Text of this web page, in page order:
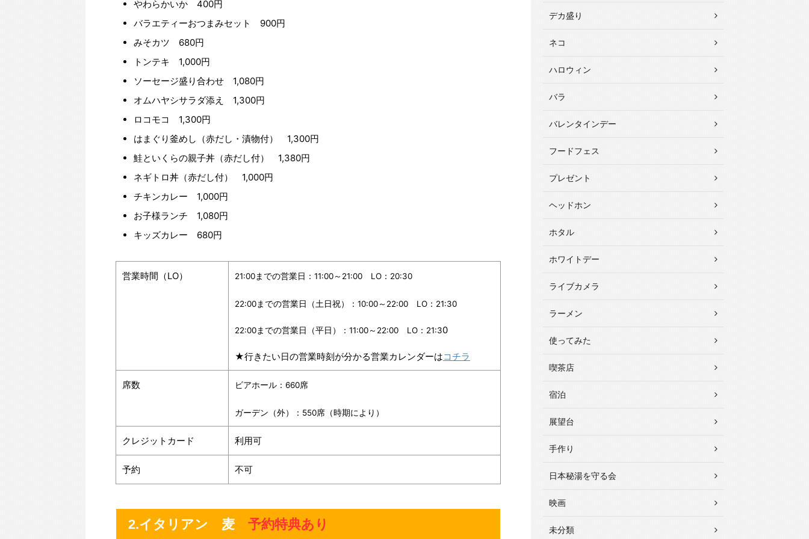
やわらかいか 400円
バラエティーおつまみセット 900円
みそカツ 680円
トンテキ 1,000円
ソーセージ盛り合わせ 1,080円
オムハヤシサラダ添え 1,300円
ロコモコ 1,300円
はまぐり釜めし（赤だし・漬物付） 1,300円
鮭といくらの親子丼（赤だし付） 1,380円
ネギトロ丼（赤だし付） 1,000円
チキンカレー 1,000円
お子様ランチ 1,080円
キッズカレー 680円
営業時間（LO） 21:00までの営業日：11:00～21:00 LO：20:30
22:00までの営業日（土日祝）：10:00～22:00 LO：21:30
22:00までの営業日（平日）：11:00～22:00 LO：21:30
★行きたい日の営業時刻が分かる営業カレンダーはコチラ
席数 ビアホール：660席
ガーデン（外）：550席（時期により）
クレジットカード 利用可
予約 不可
2.イタリアン 麦 予約特典あり
デカ盛り
ネコ
ハロウィン
バラ
バレンタインデー
フードフェス
プレゼント
ヘッドホン
ホタル
ホワイトデー
ライブカメラ
ラーメン
使ってみた
喫茶店
宿泊
展望台
手作り
日本秘湯を守る会
映画
未分類